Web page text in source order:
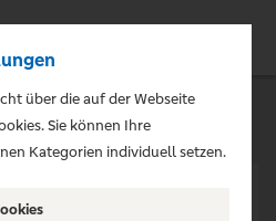
über die auf der Webseite
Sie können Ihre
Kategorien individuell setzen.